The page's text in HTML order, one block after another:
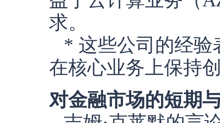
求。
* 这些公司的经验
在核心业务上保持
对金融市场的短期